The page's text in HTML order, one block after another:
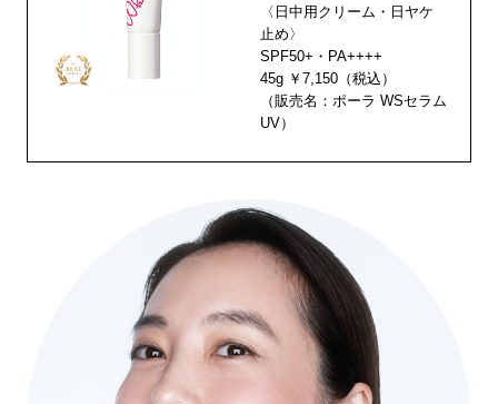
〈日中用クリーム・日ヤケ
止め〉
SPF50+・PA++++
45g ￥7,150（税込）
（販売名：ポーラ WSセラム
UV）